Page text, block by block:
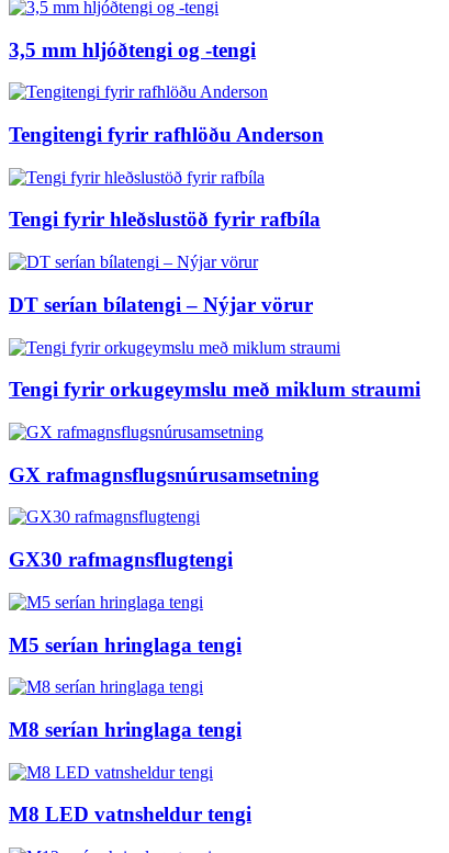
3,5 mm hljóðtengi og -tengi
Tengitengi fyrir rafhlöðu Anderson
Tengi fyrir hleðslustöð fyrir rafbíla
DT serían bílatengi – Nýjar vörur
Tengi fyrir orkugeymslu með miklum straumi
GX rafmagnsflugsnúrusamsetning
GX30 rafmagnsflugtengi
M5 serían hringlaga tengi
M8 serían hringlaga tengi
M8 LED vatnsheldur tengi